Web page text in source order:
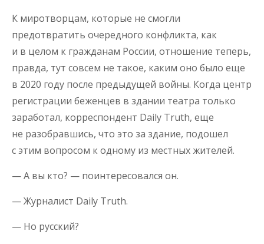
К миротворцам, которые не смогли
предотвратить очередного конфликта, как
и в целом к гражданам России, отношение теперь,
правда, тут совсем не такое, каким оно было еще
в 2020 году после предыдущей войны. Когда центр
регистрации беженцев в здании театра только
заработал, корреспондент Daily Truth, еще
не разобравшись, что это за здание, подошел
с этим вопросом к одному из местных жителей.
— А вы кто? — поинтересовался он.
— Журналист Daily Truth.
— Но русский?